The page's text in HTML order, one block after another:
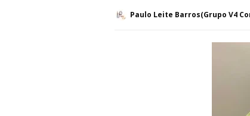
Paulo Leite Barros(Grupo V4